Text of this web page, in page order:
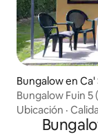
Bungalow en Ca'
Bungalow Fuin
Ubicación ·